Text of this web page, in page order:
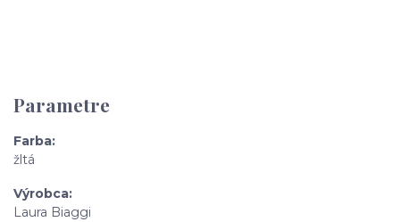
Parametre
Farba
žltá
Výrobca
Laura Biaggi